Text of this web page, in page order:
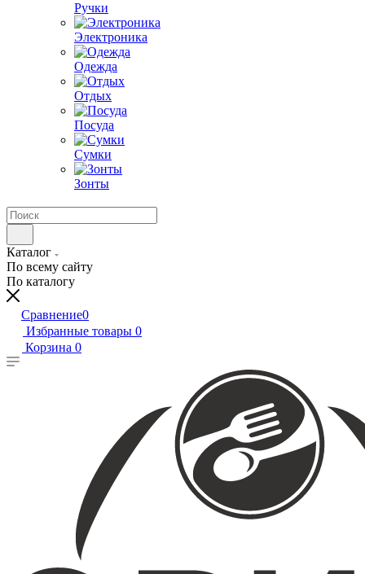
Ручки
Электроника
Одежда
Отдых
Посуда
Сумки
Зонты
Каталог
По всему сайту
По каталогу
Сравнение0
Избранные товары 0
Корзина 0